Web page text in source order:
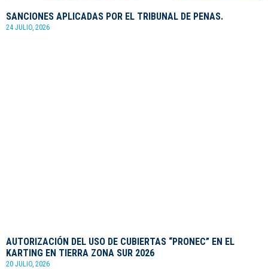
SANCIONES APLICADAS POR EL TRIBUNAL DE PENAS.
24 JULIO, 2026
AUTORIZACIÓN DEL USO DE CUBIERTAS “PRONEC” EN EL
KARTING EN TIERRA ZONA SUR 2026
20 JULIO, 2026